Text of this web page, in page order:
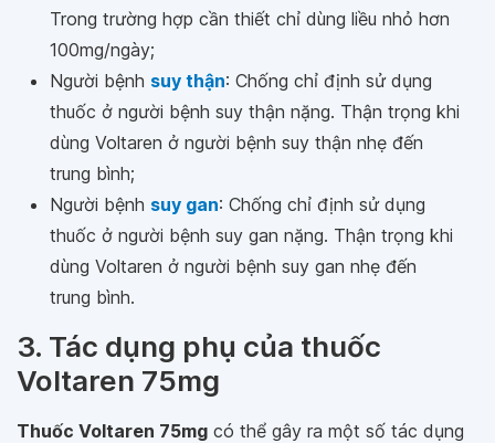
Trong trường hợp cần thiết chỉ dùng liều nhỏ hơn
100mg/ngày;
Người bệnh suy thận: Chống chỉ định sử dụng
thuốc ở người bệnh suy thận nặng. Thận trọng khi
dùng Voltaren ở người bệnh suy thận nhẹ đến
trung bình;
Người bệnh suy gan: Chống chỉ định sử dụng
thuốc ở người bệnh suy gan nặng. Thận trọng khi
dùng Voltaren ở người bệnh suy gan nhẹ đến
trung bình.
3. Tác dụng phụ của thuốc
Voltaren 75mg
Thuốc Voltaren 75mg có thể gây ra một số tác dụng